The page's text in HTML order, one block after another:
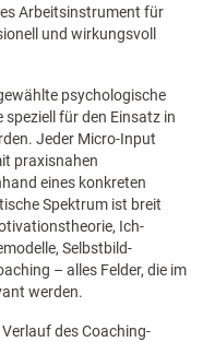
Arbeitsinstrument für
und wirkungsvoll
psychologische
für den Einsatz in
Jeder Micro-Input
praxisnahen
eines konkreten
Spektrum ist breit
Ich-
Selbstbild-
– alles Felder, die im
werden.
des Coaching-